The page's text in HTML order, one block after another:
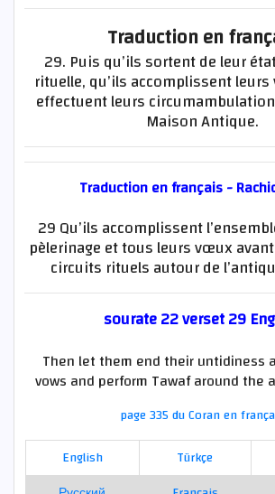
Traduction en
29. Puis qu’ils sortent de leur
rituelle, qu’ils accomplissent
effectuent leurs
Maison Antique.
Traduction en français -
29 Qu’ils accomplissent
pèlerinage et tous leurs vœux
circuits rituels autour de
sourate 22 verset 29
Then let them end their untidiness
vows and perform Tawaf around the
page 335 du Coran en
English
Türkçe